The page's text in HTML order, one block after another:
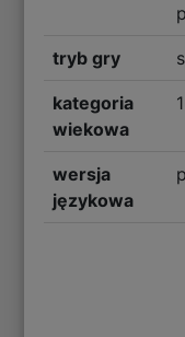
tryb gry
kategoria
wiekowa
wersja
językowa